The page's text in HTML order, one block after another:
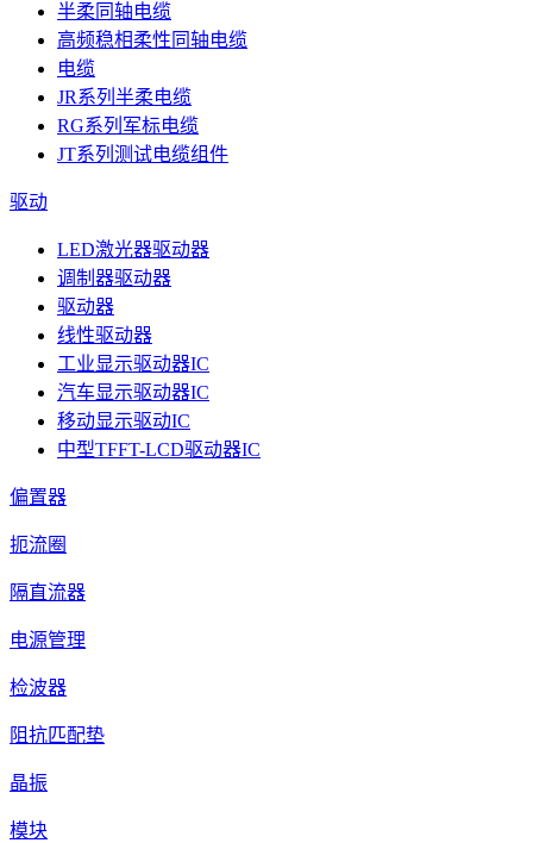
半柔同轴电缆
高频稳相柔性同轴电缆
电缆
JR系列半柔电缆
RG系列军标电缆
JT系列测试电缆组件
驱动
LED激光器驱动器
调制器驱动器
驱动器
线性驱动器
工业显示驱动器IC
汽车显示驱动器IC
移动显示驱动IC
中型TFFT-LCD驱动器IC
偏置器
扼流圈
隔直流器
电源管理
检波器
阻抗匹配垫
晶振
模块